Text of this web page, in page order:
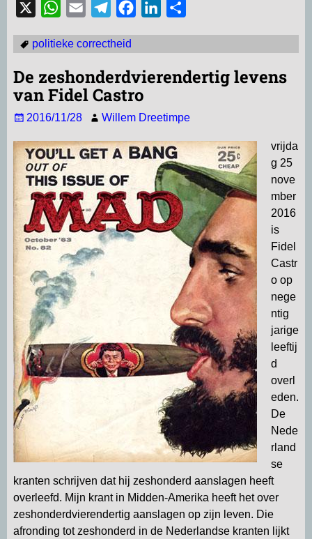
W
a
s
A
p
p
a
l
l
g
r
a
m
b
o
o
k
e
I
n
n
politieke correctheid
De zeshonderdvierendertig levens
van Fidel Castro
2016/11/28 Willem Dreetimpe
vrijda
g 25
nove
mber
2016
is
Fidel
Castr
o op
nege
ntig
jarige
leeftij
d
overl
eden.
De
Nede
rland
se
kranten schrijven dat hij zeshonderd aanslagen heeft
overleefd. Mijn krant in Midden-Amerika heeft het over
zeshonderdvierendertig aanslagen op zijn leven. Die
afronding tot zeshonderd in de Nederlandse kranten lijkt